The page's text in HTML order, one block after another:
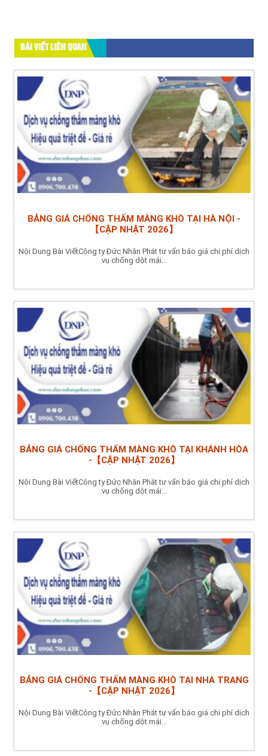
BÀI VIẾT LIÊN QUAN
BẢNG GIÁ CHỐNG THẤM MÀNG KHÒ TẠI HÀ NỘI -
【CẬP NHẬT 2026】
Nội Dung Bài ViếtCông ty Đức Nhân Phát tư vấn báo giá chi phí dịch
vụ chống dột mái...
BẢNG GIÁ CHỐNG THẤM MÀNG KHÒ TẠI KHÁNH HÒA
-【CẬP NHẬT 2026】
Nội Dung Bài ViếtCông ty Đức Nhân Phát tư vấn báo giá chi phí dịch
vụ chống dột mái...
BẢNG GIÁ CHỐNG THẤM MÀNG KHÒ TẠI NHA TRANG
-【CẬP NHẬT 2026】
Nội Dung Bài ViếtCông ty Đức Nhân Phát tư vấn báo giá chi phí dịch
vụ chống dột mái...